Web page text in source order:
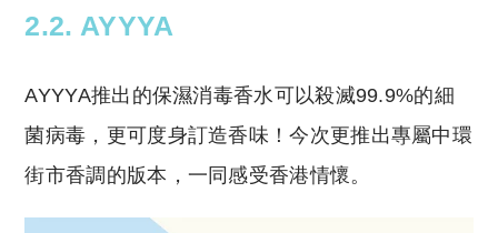
2.2. AYYYA
AYYYA推出的保濕消毒香水可以殺滅99.9%的細
菌病毒，更可度⾝訂造香味！今次更推出專屬中環
街市香調的版本，一同感受香港情懷。